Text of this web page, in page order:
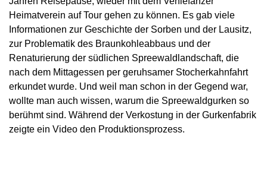
Heimatverein auf Tour gehen zu können. Es gab viele
Informationen zur Geschichte der Sorben und der Lausitz,
zur Problematik des Braunkohleabbaus und der
Renaturierung der südlichen Spreewaldlandschaft, die
nach dem Mittagessen per geruhsamer Stocherkahnfahrt
erkundet wurde. Und weil man schon in der Gegend war,
wollte man auch wissen, warum die Spreewaldgurken so
berühmt sind. Während der Verkostung in der Gurkenfabrik
zeigte ein Video den Produktionsprozess.